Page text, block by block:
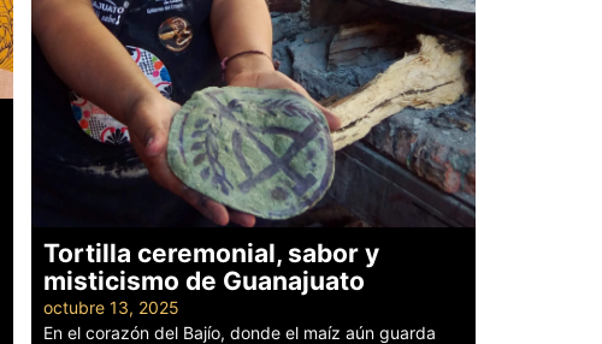
Tortilla ceremonial, sabor y
misticismo de Guanajuato
octubre 13, 2025
En el corazón del Bajío, donde el maíz aún guarda